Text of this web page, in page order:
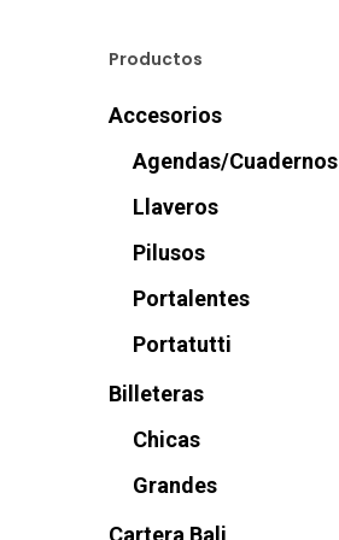
Productos
Accesorios
Agendas/Cuadernos
Llaveros
Pilusos
Portalentes
Portatutti
Billeteras
Chicas
Grandes
Cartera Bali